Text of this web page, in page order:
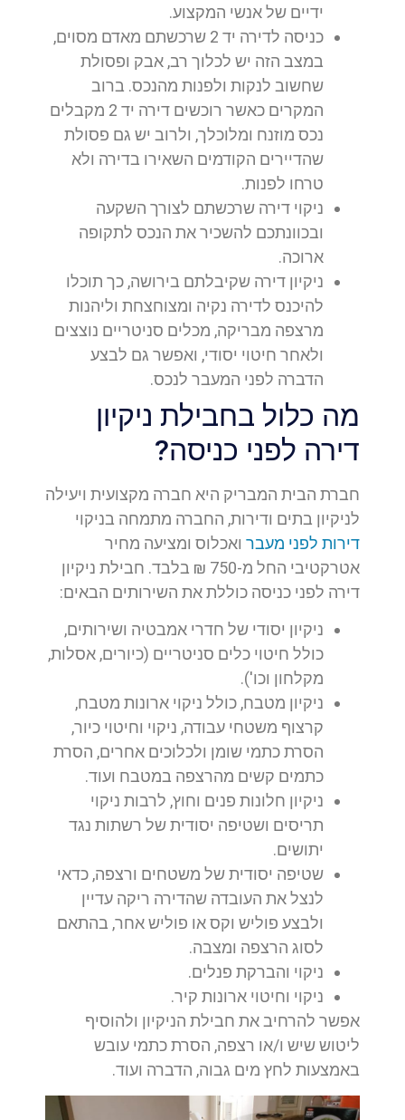
ידיים של אנשי המקצוע.
כניסה לדירה יד 2 שרכשתם מאדם מסוים,
במצב הזה יש לכלוך רב, אבק ופסולת
שחשוב לנקות ולפנות מהנכס. ברוב
המקרים כאשר רוכשים דירה יד 2 מקבלים
נכס מוזנח ומלוכלך, ולרוב יש גם פסולת
שהדיירים הקודמים השאירו בדירה ולא
טרחו לפנות.
ניקוי דירה שרכשתם לצורך השקעה
ובכוונתכם להשכיר את הנכס לתקופה
ארוכה.
ניקיון דירה שקיבלתם בירושה, כך תוכלו
להיכנס לדירה נקיה ומצוחצחת וליהנות
מרצפה מבריקה, מכלים סניטריים נוצצים
ולאחר חיטוי יסודי, ואפשר גם לבצע
הדברה לפני המעבר לנכס.
מה כלול בחבילת ניקיון
דירה לפני כניסה?
חברת הבית המבריק היא חברה מקצועית ויעילה
לניקיון בתים ודירות, החברה מתמחה בניקוי
דירות לפני מעבר ואכלוס ומציעה מחיר
אטרקטיבי החל מ-750 ₪ בלבד. חבילת ניקיון
דירה לפני כניסה כוללת את השירותים הבאים:
ניקיון יסודי של חדרי אמבטיה ושירותים,
כולל חיטוי כלים סניטריים (כיורים, אסלות,
מקלחון וכו').
ניקיון מטבח, כולל ניקוי ארונות מטבח,
קרצוף משטחי עבודה, ניקוי וחיטוי כיור,
הסרת כתמי שומן ולכלוכים אחרים, הסרת
כתמים קשים מהרצפה במטבח ועוד.
ניקיון חלונות פנים וחוץ, לרבות ניקוי
תריסים ושטיפה יסודית של רשתות נגד
יתושים.
שטיפה יסודית של משטחים ורצפה, כדאי
לנצל את העובדה שהדירה ריקה עדיין
ולבצע פוליש וקס או פוליש אחר, בהתאם
לסוג הרצפה ומצבה.
ניקוי והברקת פנלים.
ניקוי וחיטוי ארונות קיר.
אפשר להרחיב את חבילת הניקיון ולהוסיף
ליטוש שיש ו/או רצפה, הסרת כתמי עובש
באמצעות לחץ מים גבוה, הדברה ועוד.